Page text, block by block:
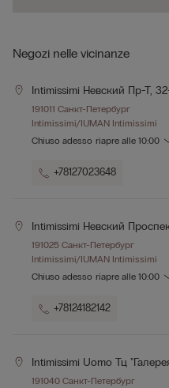
Negozi nelle vicinanze
Intimissimi Невский Пр-Т,
191011 Санкт-Петербург
Intimissimi/IUMAN Intimissimi
Chiuso adesso riapre alle 10:00
+78127023648
Intimissimi Невский
191025 Санкт-Петербург
Intimissimi/IUMAN Intimissimi
Chiuso adesso riapre alle 10:00
+78124182142
Intimissimi Uomo Тц
191040 Санкт-Петербург